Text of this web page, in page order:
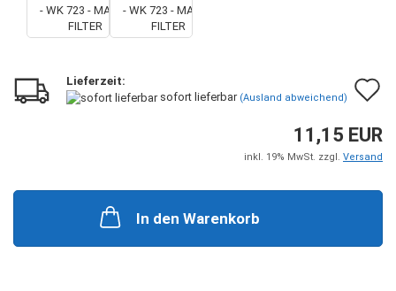
Lieferzeit:
sofort lieferbar (Ausland abweichend)
11,15 EUR
inkl. 19% MwSt. zzgl. Versand
In den Warenkorb